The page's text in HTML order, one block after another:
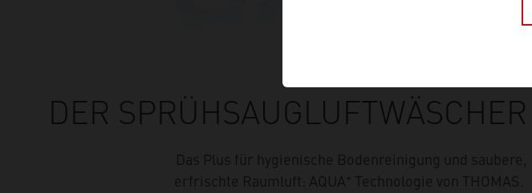
DER SPRÜH­SAUG­LUFT­WÄSCHER
Das Plus für hygienische Bodenreinigung und saubere,
erfrischte Raumluft: AQUA+ Technologie von THOMAS.